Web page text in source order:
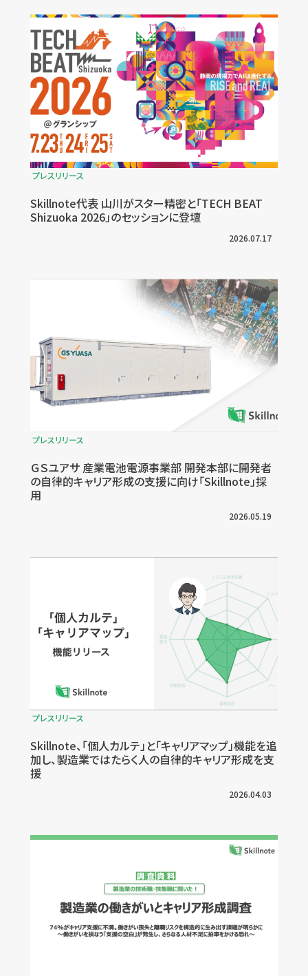
プレスリリース
Skillnote代表 山川がスター精密と「TECH BEAT
Shizuoka 2026」のセッションに登壇
2026.07.17
プレスリリース
ＧＳユアサ 産業電池電源事業部 開発本部に開発者
の自律的キャリア形成の支援に向け「Skillnote」採
用
2026.05.19
プレスリリース
Skillnote、「個人カルテ」と「キャリアマップ」機能を追
加し、製造業ではたらく人の自律的キャリア形成を支
援
2026.04.03